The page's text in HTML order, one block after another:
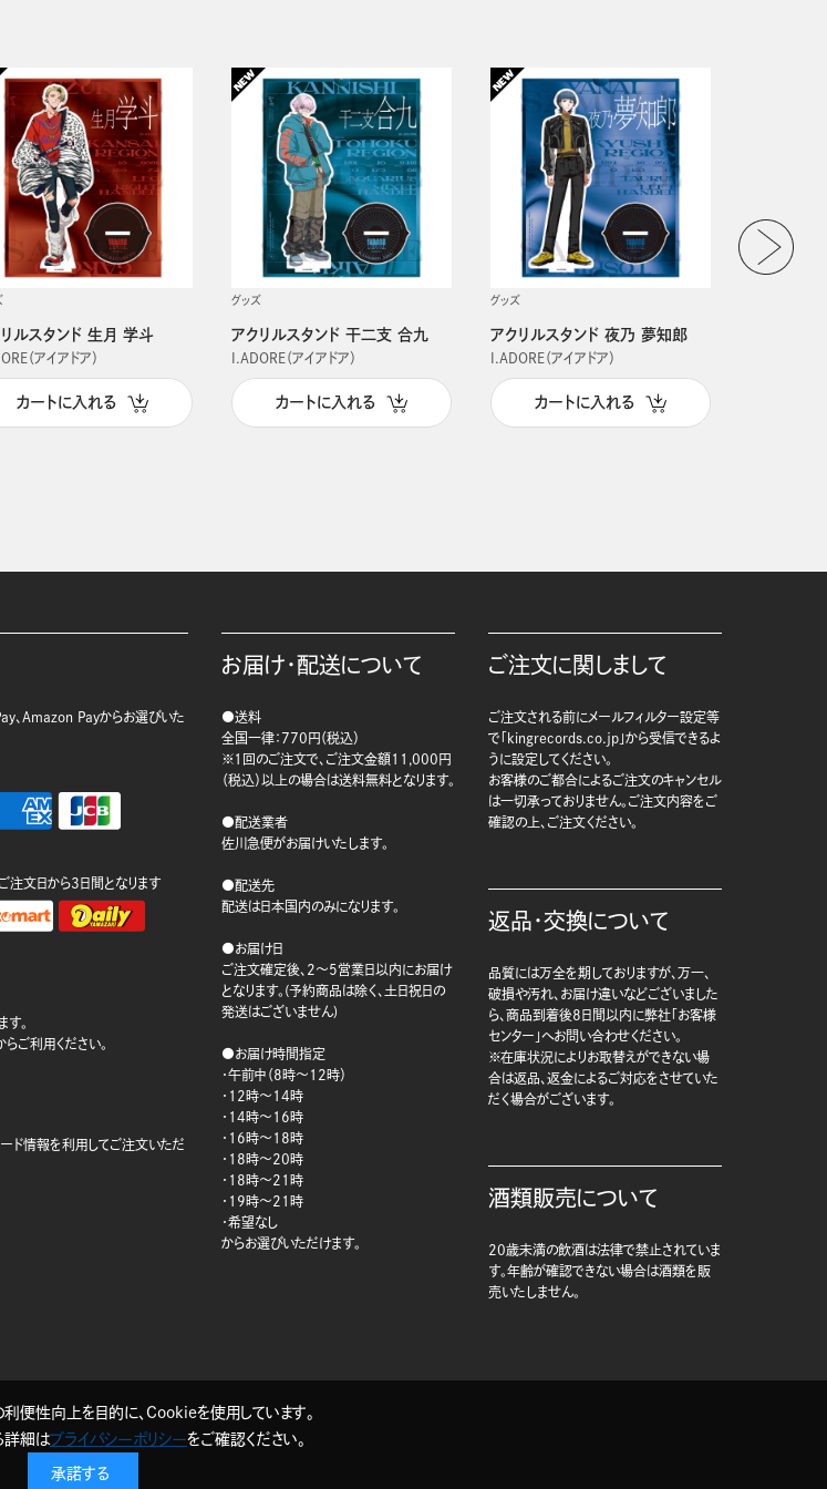
ルスタンド 生月 学斗
（アイアドア）
カートに入れる
グッズ
アクリルスタンド 干二支 合九
I.ADORE（アイアドア）
カートに入れる
グッズ
アクリルスタンド 夜乃 夢知郎
I.ADORE（アイアドア）
カートに入れる
、Amazon Payからお選びいた
注文日から3日間となります
。
ご利用ください。
ド情報を利用してご注文いただ
お届け・配送について
●送料
全国一律：770円（税込）
※1回のご注文で、ご注文金額11,000円
（税込）以上の場合は送料無料となります。
●配送業者
佐川急便がお届けいたします。
●配送先
配送は日本国内のみになります。
●お届け日
ご注文確定後、2～5営業日以内にお届け
となります。(予約商品は除く、土日祝日の
発送はございません)
●お届け時間指定
・午前中（8時～12時）
・12時～14時
・14時～16時
・16時～18時
・18時～20時
・18時～21時
・19時～21時
・希望なし
からお選びいただけます。
ご注文に関しまして
ご注文される前にメールフィルター設定等
で「kingrecords.co.jp」から受信できるよ
うに設定してください。
お客様のご都合によるご注文のキャンセル
は一切承っておりません。ご注文内容をご
確認の上、ご注文ください。
返品・交換について
品質には万全を期しておりますが、万一、
破損や汚れ、お届け違いなどございました
ら、商品到着後8日間以内に弊社「お客様
センター」へお問い合わせください。
※在庫状況によりお取替えができない場
合は返品、返金によるご対応をさせていた
だく場合がございます。
酒類販売について
20歳未満の飲酒は法律で禁止されていま
す。年齢が確認できない場合は酒類を販
売いたしません。
利便性向上を目的に、Cookieを使用しています。
詳細はプライバシーポリシーをご確認ください。
承諾する